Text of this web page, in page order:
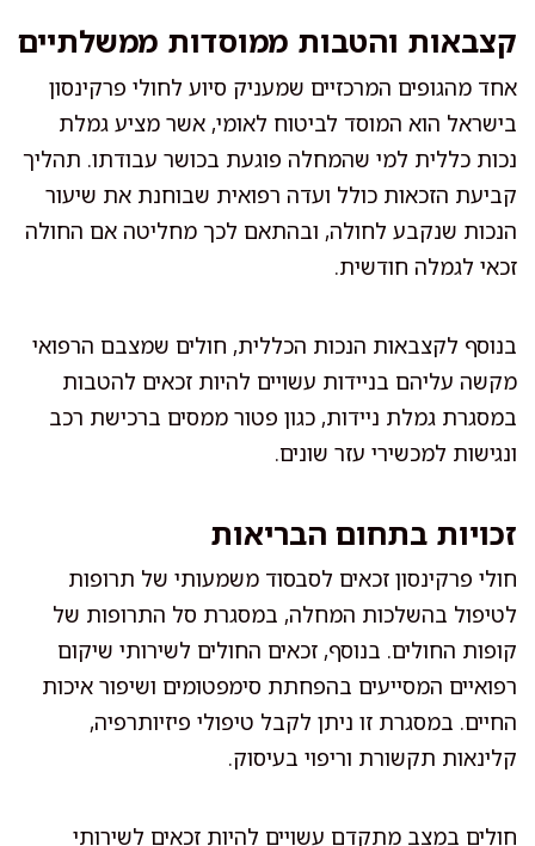
קצבאות והטבות ממוסדות ממשלתיים
אחד מהגופים המרכזיים שמעניק סיוע לחולי פרקינסון
בישראל הוא המוסד לביטוח לאומי, אשר מציע גמלת
נכות כללית למי שהמחלה פוגעת בכושר עבודתו. תהליך
קביעת הזכאות כולל ועדה רפואית שבוחנת את שיעור
הנכות שנקבע לחולה, ובהתאם לכך מחליטה אם החולה
זכאי לגמלה חודשית.
בנוסף לקצבאות הנכות הכללית, חולים שמצבם הרפואי
מקשה עליהם בניידות עשויים להיות זכאים להטבות
במסגרת גמלת ניידות, כגון פטור ממסים ברכישת רכב
ונגישות למכשירי עזר שונים.
זכויות בתחום הבריאות
חולי פרקינסון זכאים לסבסוד משמעותי של תרופות
לטיפול בהשלכות המחלה, במסגרת סל התרופות של
קופות החולים. בנוסף, זכאים החולים לשירותי שיקום
רפואיים המסייעים בהפחתת סימפטומים ושיפור איכות
החיים. במסגרת זו ניתן לקבל טיפולי פיזיותרפיה,
קלינאות תקשורת וריפוי בעיסוק.
חולים במצב מתקדם עשויים להיות זכאים לשירותי